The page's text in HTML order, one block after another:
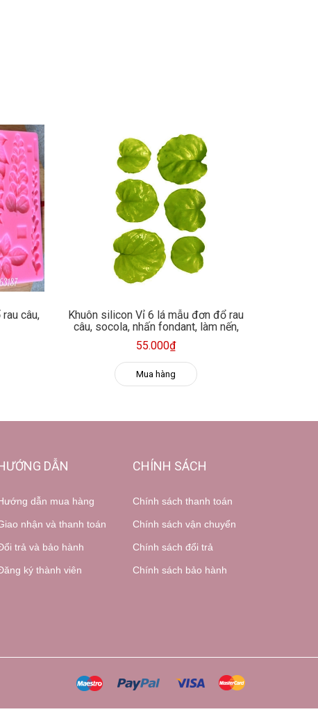
câu,
Khuôn silicon Vỉ 6 lá mẫu đơn đổ rau
câu, socola, nhấn fondant, làm nến,
sáp thơm
55.000₫
Mua hàng
DẪN
dẫn mua hàng
nhận và thanh toán
trả và bảo hành
ký thành viên
CHÍNH SÁCH
Chính sách thanh toán
Chính sách vận chuyển
Chính sách đổi trả
Chính sách bảo hành